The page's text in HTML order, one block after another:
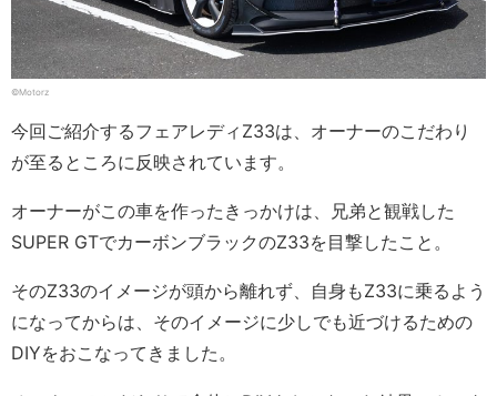
©Motorz
今回ご紹介するフェアレディZ33は、オーナーのこだわり
が至るところに反映されています。
オーナーがこの車を作ったきっかけは、兄弟と観戦した
SUPER GTでカーボンブラックのZ33を目撃したこと。
そのZ33のイメージが頭から離れず、自身もZ33に乗るよう
になってからは、そのイメージに少しでも近づけるための
DIYをおこなってきました。